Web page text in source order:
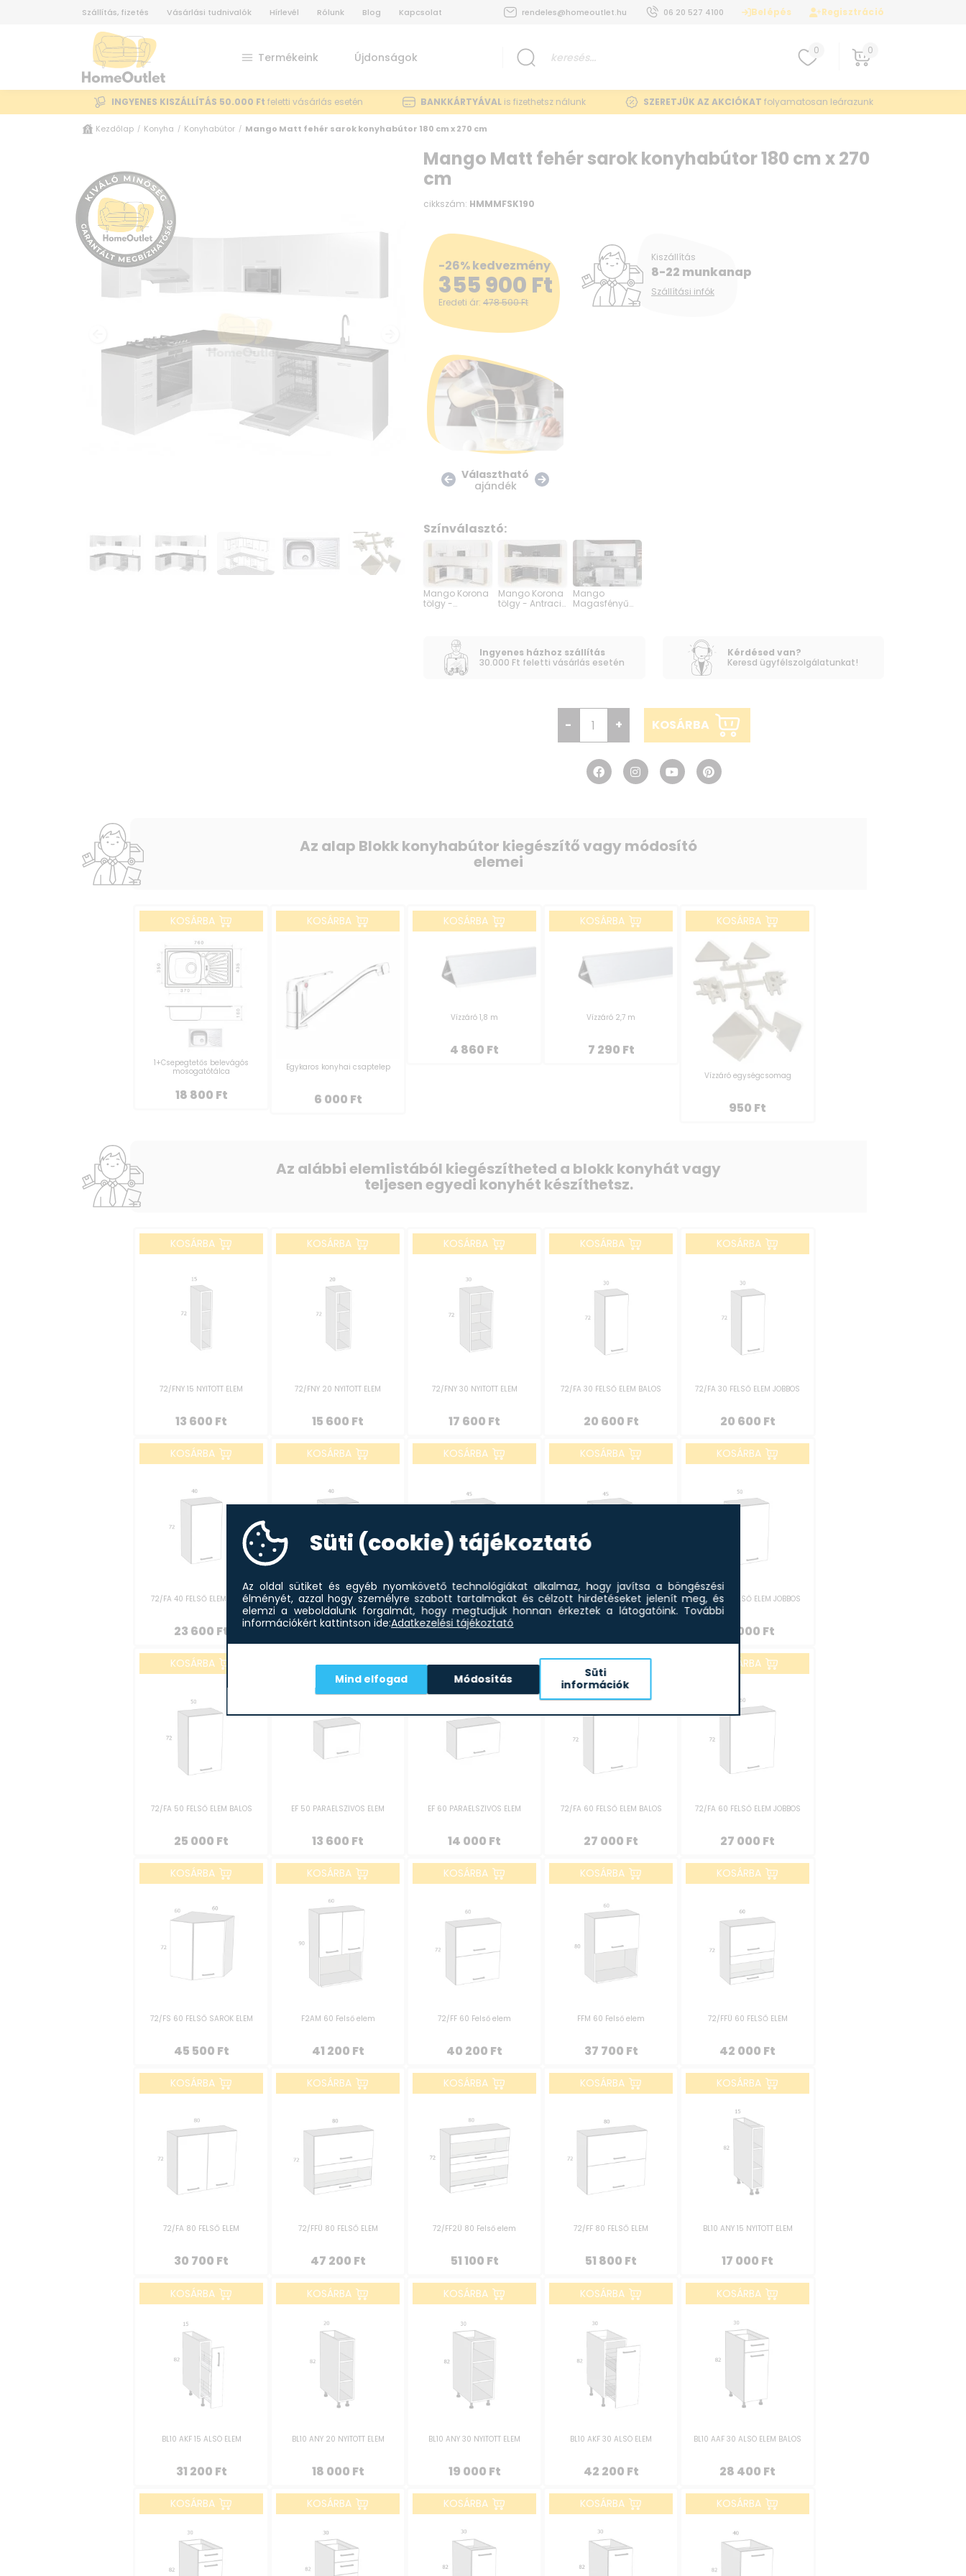
Szállítás, fizetés Vásárlási tudnivalók Hírlevél Rólunk Blog Kapcsolat rendeles@homeoutlet.hu 06 20 527 4100 Belépés Regisztráció
Termékeink Újdonságok
0 0
INGYENES KISZÁLLÍTÁS 50.000 Ft feletti vásárlás esetén BANKKÁRTYÁVAL is fizethetsz nálunk SZERETJÜK AZ AKCIÓKAT folyamatosan leárazunk
Kezdőlap / Konyha / Konyhabútor / Mango Matt fehér sarok konyhabútor 180 cm x 270 cm
Mango Matt fehér sarok konyhabútor 180 cm x 270
cm
cikkszám: HMMMFSK190
-26% kedvezmény
355 900 Ft
Eredeti ár: 478 500Ft
Kiszállítás
8-22 munkanap
Szállítási infók
Választható
ajándék
Színválasztó:
Mango Korona
tölgy -
180 cm x 270
Mango Korona
tölgy - Antracit
Mango
Magasfényű
Ingyenes házhoz szállítás
30.000 Ft feletti vásárlás esetén
Kérdésed van?
Keresd ügyfélszolgálatunkat!
- + KOSÁRBA
Az alap Blokk konyhabútor kiegészítő vagy módosító
elemei
KOSÁRBA
1+Csepegtetős belevágós
mosogatótálca
18 800 Ft
KOSÁRBA
Egykaros konyhai csaptelep
6 000 Ft
KOSÁRBA
Vízzáró 1,8 m
4 860 Ft
KOSÁRBA
Vízzáró 2,7 m
7 290 Ft
KOSÁRBA
Vízzáró egységcsomag
950 Ft
Az alábbi elemlistából kiegészítheted a blokk konyhát vagy
teljesen egyedi konyhét készíthetsz.
KOSÁRBA
72/FNY 15 NYITOTT ELEM
13 600 Ft
KOSÁRBA
72/FNY 20 NYITOTT ELEM
15 600 Ft
KOSÁRBA
72/FNY 30 NYITOTT ELEM
17 600 Ft
KOSÁRBA
72/FA 30 FELSŐ ELEM BALOS
20 600 Ft
KOSÁRBA
72/FA 30 FELSŐ ELEM JOBBOS
20 600 Ft
KOSÁRBA
72/FA 40 FELSŐ ELEM BALOS
23 600 Ft
KOSÁRBA
72/FA 40 FELSŐ ELEM JOBBOS
23 600Ft
KOSÁRBA
72/FA 45 FELSŐ ELEM JOBBOS
24 400Ft
KOSÁRBA
72/FA 45 FELSŐ ELEM BALOS
KOSÁRBA
72/FA 50 FELSŐ ELEM JOBBOS
25 000 Ft
KOSÁRBA
72/FA 50 FELSŐ ELEM BALOS
25 000 Ft
KOSÁRBA
EF 50 PÁRAELSZÍVÓS ELEM
13 600 Ft
KOSÁRBA
EF 60 PÁRAELSZÍVÓS ELEM
14 000 Ft
KOSÁRBA
72/FA 60 FELSŐ ELEM BALOS
27 000 Ft
KOSÁRBA
72/FA 60 FELSŐ ELEM JOBBOS
27 000 Ft
KOSÁRBA
72/FS 60 FELSŐ SAROK ELEM
45 500 Ft
KOSÁRBA
F2AM 60 Felső elem
41 200 Ft
KOSÁRBA
72/FF 60 Felső elem
40 200 Ft
KOSÁRBA
FFM 60 Felső elem
37 700 Ft
KOSÁRBA
72/FFÜ 60 FELSŐ ELEM
42 000 Ft
KOSÁRBA
72/FA 80 FELSŐ ELEM
30 700 Ft
KOSÁRBA
72/FFÜ 80 FELSŐ ELEM
47 200 Ft
KOSÁRBA
72/FF2Ü 80 Felső elem
51 100 Ft
KOSÁRBA
72/FF 80 FELSŐ ELEM
51 800 Ft
KOSÁRBA
BL10 ANY 15 NYITOTT ELEM
17 000 Ft
KOSÁRBA
BL10 AKF 15 ALSÓ ELEM
31 200 Ft
KOSÁRBA
BL10 ANY 20 NYITOTT ELEM
18 000 Ft
KOSÁRBA
BL10 ANY 30 NYITOTT ELEM
19 000 Ft
KOSÁRBA
BL10 AKF 30 ALSÓ ELEM
42 200 Ft
KOSÁRBA
BL10 AAF 30 ALSÓ ELEM BALOS
28 400 Ft
KOSÁRBA KOSÁRBA KOSÁRBA KOSÁRBA KOSÁRBA
Süti (cookie) tájékoztató
Az oldal sütiket és egyéb nyomkövető technológiákat alkalmaz, hogy javítsa a böngészési
élményét, azzal hogy személyre szabott tartalmakat és célzott hirdetéseket jelenít meg, és
elemzi a weboldalunk forgalmát, hogy megtudjuk honnan érkeztek a látogatóink. További
információkért kattintson ide:Adatkezelési tájékoztató
Mind elfogad Módosítás
Süti
információk